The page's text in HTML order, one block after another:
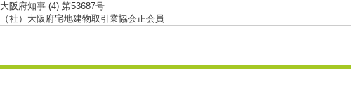
大阪府知事 (4) 第53687号
（社）大阪府宅地建物取引業協会正会員